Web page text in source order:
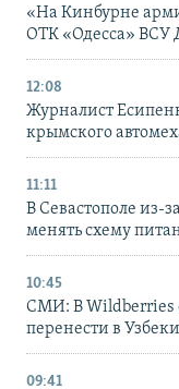
«На Кинбурне
ОТК «Одесса» ВСУ
12:08
Журналист
крымского
11:11
В Севастополе из-
менять схему
10:45
СМИ: В Wildberries
перенести в
09:41